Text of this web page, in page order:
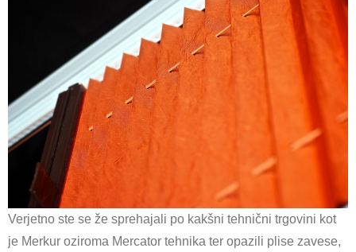
Verjetno ste se že sprehajali po kakšni tehnični trgovini kot
je Merkur oziroma Mercator tehnika ter opazili plise zavese,